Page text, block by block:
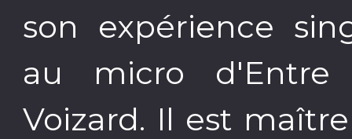
son expérience
au micro d'Entre
Voizard. Il est